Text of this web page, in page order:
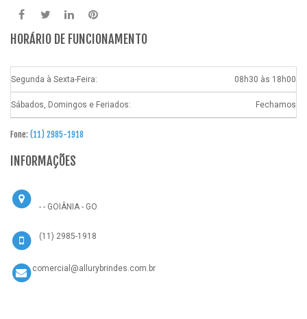
HORÁRIO DE FUNCIONAMENTO
Segunda à Sexta-Feira: 08h30 às 18h00
Sábados, Domingos e Feriados: Fechamos
Fone: (11) 2985-1918
INFORMAÇÕES
- - GOIÂNIA - GO
(11) 2985-1918
comercial@allurybrindes.com.br